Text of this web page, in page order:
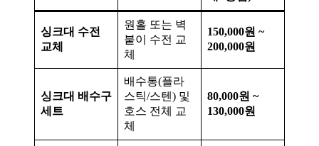
싱크대 수전
교체
원홀 또는 벽
붙이 수전 교
체
150,000원 ~
200,000원
싱크대 배수구
세트
배수통(플라
스틱/스텐) 및
호스 전체 교
체
80,000원 ~
130,000원